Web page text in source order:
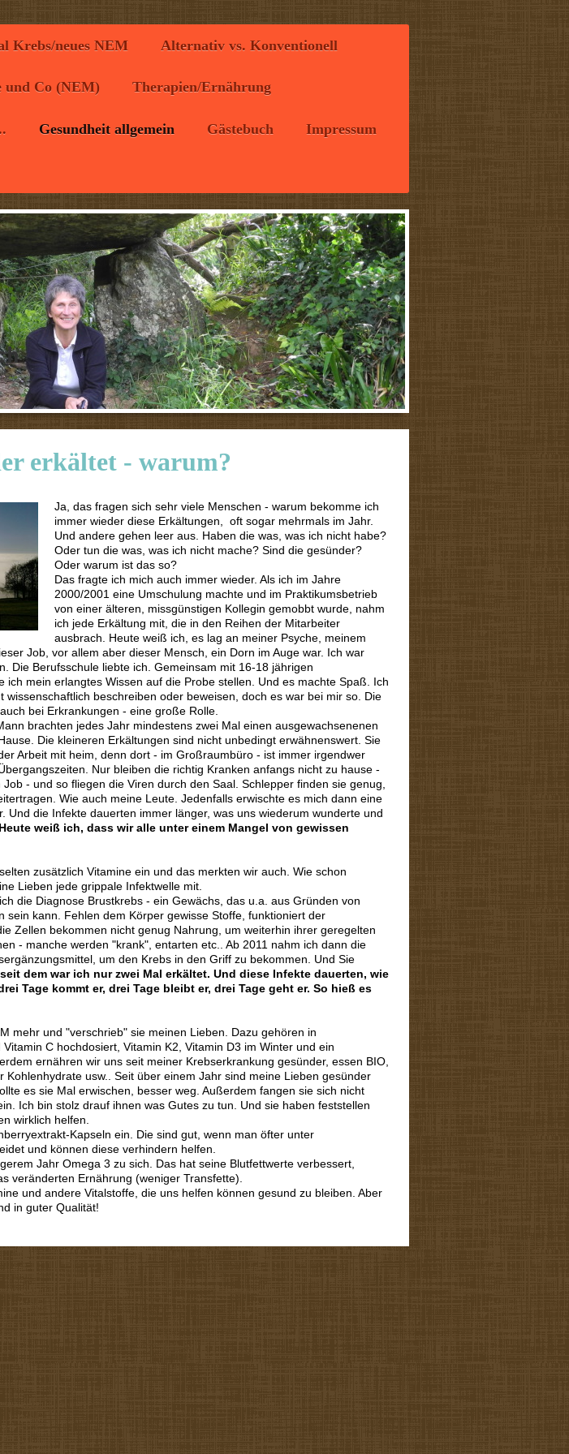
Krebs/neues NEM Alternativ vs. Konventionell
und Co (NEM) Therapien/Ernährung
Gesundheit allgemein Gästebuch Impressum
erkältet - warum?
Ja, das fragen sich sehr viele Menschen - warum bekomme ich
immer wieder diese Erkältungen, oft sogar mehrmals im Jahr.
Und andere gehen leer aus. Haben die was, was ich nicht habe?
Oder tun die was, was ich nicht mache? Sind die gesünder?
Oder warum ist das so?
Das fragte ich mich auch immer wieder. Als ich im Jahre
2000/2001 eine Umschulung machte und im Praktikumsbetrieb
von einer älteren, missgünstigen Kollegin gemobbt wurde, nahm
ich jede Erkältung mit, die in den Reihen der Mitarbeiter
ausbrach. Heute weiß ich, es lag an meiner Psyche, meinem
Job, vor allem aber dieser Mensch, ein Dorn im Auge war. Ich war
Die Berufsschule liebte ich. Gemeinsam mit 16-18 jährigen
ich mein erlangtes Wissen auf die Probe stellen. Und es machte Spaß. Ich
wissenschaftlich beschreiben oder beweisen, doch es war bei mir so. Die
bei Erkrankungen - eine große Rolle.
brachten jedes Jahr mindestens zwei Mal einen ausgewachsenenen
Die kleineren Erkältungen sind nicht unbedingt erwähnenswert. Sie
Arbeit mit heim, denn dort - im Großraumbüro - ist immer irgendwer
Nur bleiben die richtig Kranken anfangs nicht zu hause -
- und so fliegen die Viren durch den Saal. Schlepper finden sie genug,
Wie auch meine Leute. Jedenfalls erwischte es mich dann eine
Und die Infekte dauerten immer länger, was uns wiederum wunderte und
Heute weiß ich, dass wir alle unter einem Mangel von gewissen
zusätzlich Vitamine ein und das merkten wir auch. Wie schon
Lieben jede grippale Infektwelle mit.
die Diagnose Brustkrebs - ein Gewächs, das u.a. aus Gründen von
sein kann. Fehlen dem Körper gewisse Stoffe, funktioniert der
Zellen bekommen nicht genug Nahrung, um weiterhin ihrer geregelten
- manche werden "krank", entarten etc.. Ab 2011 nahm ich dann die
um den Krebs in den Griff zu bekommen. Und Sie
seit dem war ich nur zwei Mal erkältet. Und diese Infekte dauerten, wie
Tage kommt er, drei Tage bleibt er, drei Tage geht er. So hieß es
mehr und "verschrieb" sie meinen Lieben. Dazu gehören in
C hochdosiert, Vitamin K2, Vitamin D3 im Winter und ein
ernähren wir uns seit meiner Krebserkrankung gesünder, essen BIO,
Kohlenhydrate usw.. Seit über einem Jahr sind meine Lieben gesünder
es sie Mal erwischen, besser weg. Außerdem fangen sie sich nicht
Ich bin stolz drauf ihnen was Gutes zu tun. Und sie haben feststellen
wirklich helfen.
Kapseln ein. Die sind gut, wenn man öfter unter
und können diese verhindern helfen.
Jahr Omega 3 zu sich. Das hat seine Blutfettwerte verbessert,
veränderten Ernährung (weniger Transfette).
und andere Vitalstoffe, die uns helfen können gesund zu bleiben. Aber
in guter Qualität!